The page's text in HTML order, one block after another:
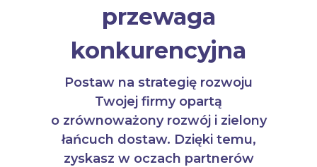
przewaga
konkurencyjna
Postaw na strategię rozwoju
Twojej firmy opartą
o zrównoważony rozwój i zielony
łańcuch dostaw. Dzięki temu,
zyskasz w oczach partnerów